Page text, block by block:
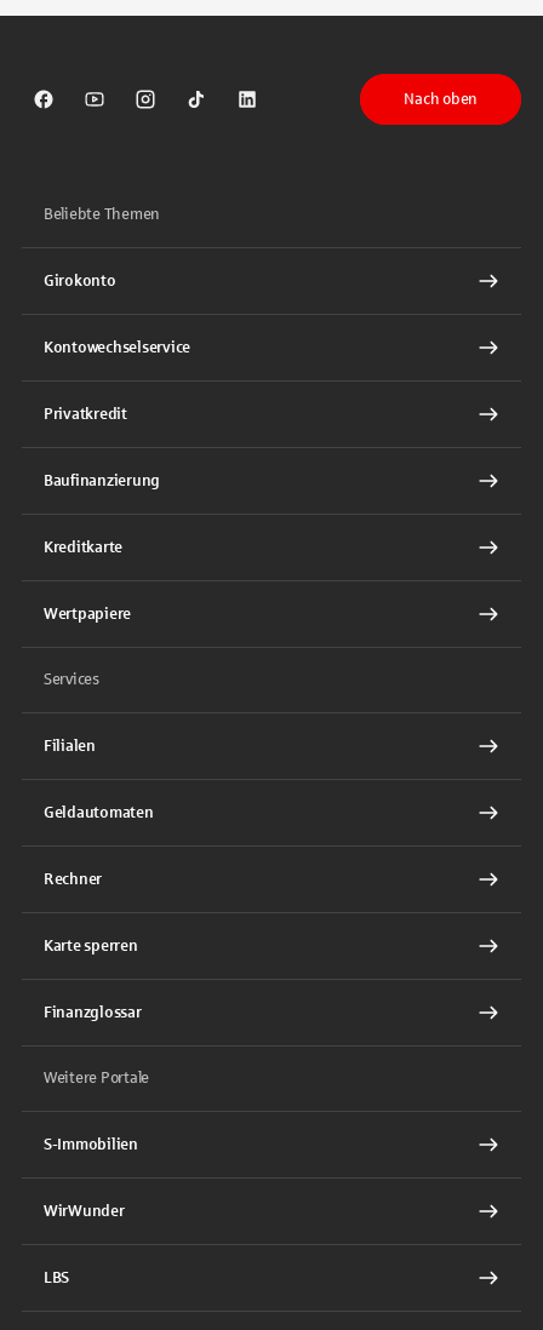
Sparkasse auf Facebook
Sparkasse auf Youtube
Sparkasse auf Instagram
Sparkasse auf TikTok
Sparkasse auf LinkedIn
Nach oben
Beliebte Themen
Girokonto
Kontowechselservice
Privatkredit
Baufinanzierung
Kreditkarte
Wertpapiere
Services
Filialen
Geldautomaten
Rechner
Karte sperren
Finanzglossar
Weitere Portale
S-Immobilien
WirWunder
LBS